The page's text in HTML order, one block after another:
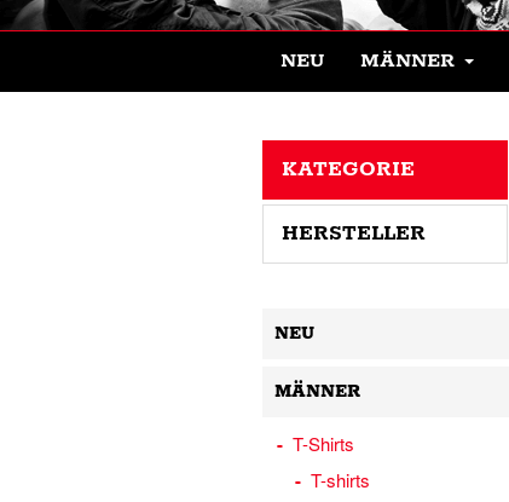
NEU MÄNNER
KATEGORIE
HERSTELLER
NEU
MÄNNER
T-Shirts
T-shirts